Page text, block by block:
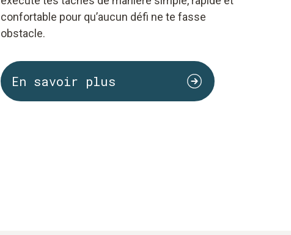
confortable pour qu’aucun défi ne te fasse
obstacle.
En savoir plus